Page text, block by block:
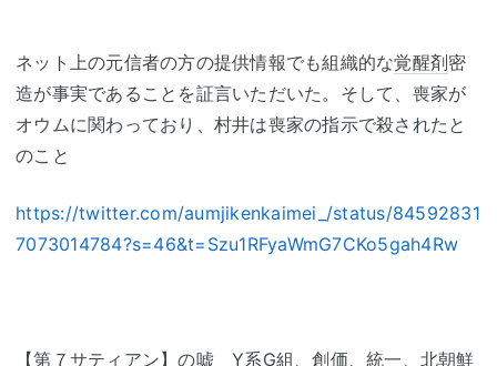
ネット上の元信者の方の提供情報でも組織的な覚醒剤密
造が事実であることを証言いただいた。そして、喪家が
オウムに関わっており、村井は喪家の指示で殺されたと
のこと
https://twitter.com/aumjikenkaimei_/status/84592831
7073014784?s=46&t=Szu1RFyaWmG7CKo5gah4Rw
【第７ サティアン】の嘘 Y系G組、創価、統一、 北朝鮮